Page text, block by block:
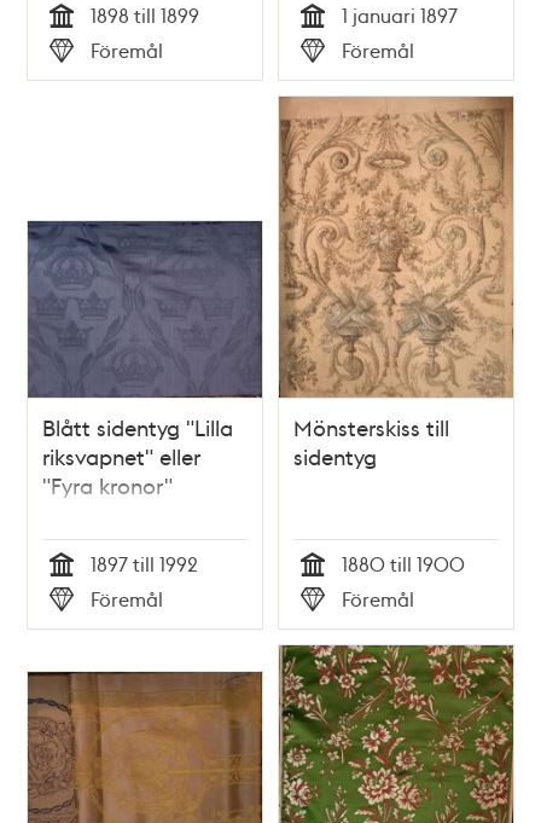
Tid
1898 till 1899
Typ
Föremål Tid
1 januari 1897
Typ
Föremål
Blått sidentyg "Lilla
riksvapnet" eller
"Fyra kronor"
Tid
1897 till 1992
Typ
Föremål
Mönsterskiss till
sidentyg
Tid
1880 till 1900
Typ
Föremål